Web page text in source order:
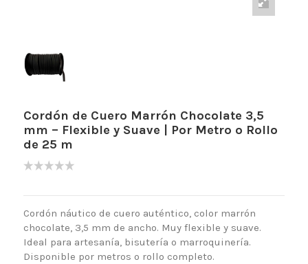
Cordón de Cuero Marrón Chocolate 3,5
mm – Flexible y Suave | Por Metro o Rollo
de 25 m
Cordón náutico de cuero auténtico, color marrón
chocolate, 3,5 mm de ancho. Muy flexible y suave.
Ideal para artesanía, bisutería o marroquinería.
Disponible por metros o rollo completo.